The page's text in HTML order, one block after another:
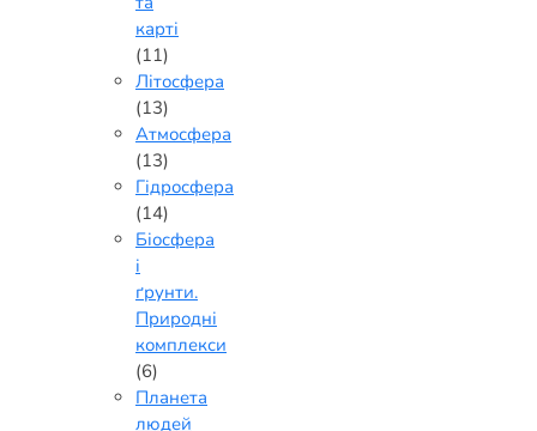
карті
(11)
Літосфера
(13)
Атмосфера
(13)
Гідросфера
(14)
Біосфера
і
ґрунти.
Природні
комплекси
(6)
Планета
людей